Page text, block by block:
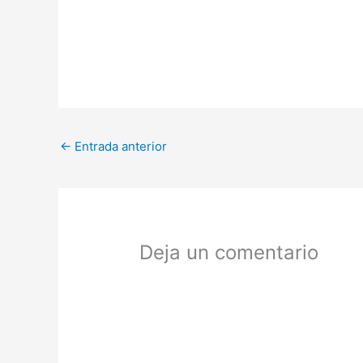
← Entrada anterior
Deja un comentario